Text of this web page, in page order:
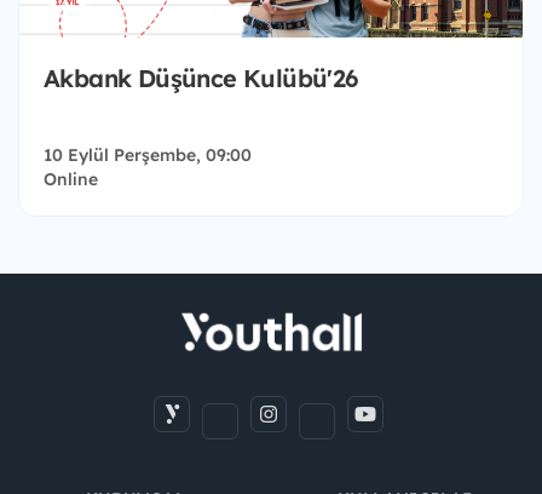
Akbank Düşünce Kulübü'26
10 Eylül Perşembe, 09:00
Online